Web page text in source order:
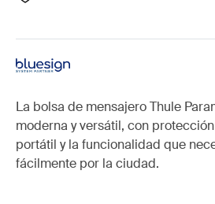
La bolsa de mensajero Thule
moderna y versátil, con
portátil y la funcionalidad que
fácilmente por la ciudad.